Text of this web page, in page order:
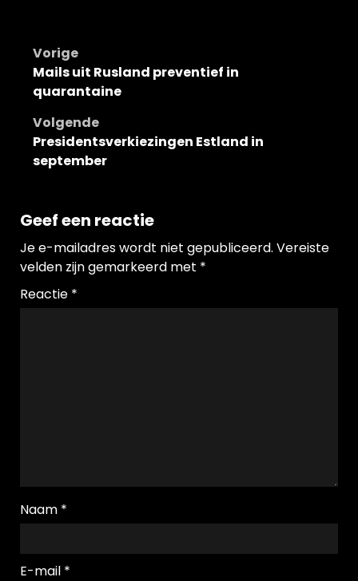
Bericht
navigatie
Vorige
Mails uit Rusland preventief in
quarantaine
Volgende
Presidentsverkiezingen Estland in
september
Geef een reactie
Je e-mailadres wordt niet gepubliceerd. Vereiste
velden zijn gemarkeerd met *
Reactie *
Naam *
E-mail *